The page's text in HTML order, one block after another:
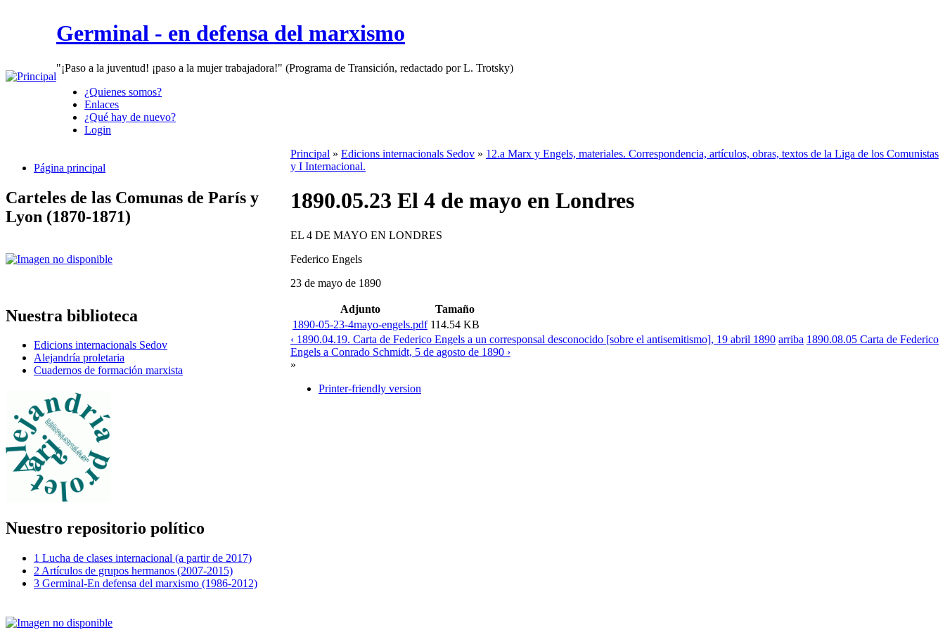
Germinal - en defensa del marxismo
"¡Paso a la juventud! ¡paso a la mujer trabajadora!" (Programa de Transición, redactado por L. Trotsky)
¿Quienes somos?
Enlaces
¿Qué hay de nuevo?
Login
Página principal
Carteles de las Comunas de París y
Lyon (1870-1871)
Nuestra biblioteca
Edicions internacionals Sedov
Alejandría proletaria
Cuadernos de formación marxista
Nuestro repositorio político
1 Lucha de clases internacional (a partir de 2017)
2 Artículos de grupos hermanos (2007-2015)
3 Germinal-En defensa del marxismo (1986-2012)
Principal » Edicions internacionals Sedov » 12.a Marx y Engels, materiales. Correspondencia, artículos, obras, textos de la Liga de los Comunistas
y I Internacional.
1890.05.23 El 4 de mayo en Londres
EL 4 DE MAYO EN LONDRES
Federico Engels
23 de mayo de 1890
Adjunto
Tamaño
1890-05-23-4mayo-engels.pdf 114.54 KB
‹ 1890.04.19. Carta de Federico Engels a un corresponsal desconocido [sobre el antisemitismo], 19 abril 1890 arriba 1890.08.05 Carta de Federico
Engels a Conrado Schmidt, 5 de agosto de 1890 ›
»
Printer-friendly version